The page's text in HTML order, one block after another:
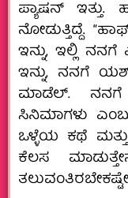
ಪ್ಯಾಷನ್‌ ಇತ್ತು.
ನೋಡುತ್ತಿದ್ದೆ.
ಇನ್ನು, ಇಲ್ಲಿ
ಇನ್ನು, ನನಗೆ
ಮಾಡೆಲ್.‌ ನನಗೆ
ಸಿನಿಮಾಗಳು
ಒಳ್ಳೆಯ ಕಥೆ
ಕೆಲಸ